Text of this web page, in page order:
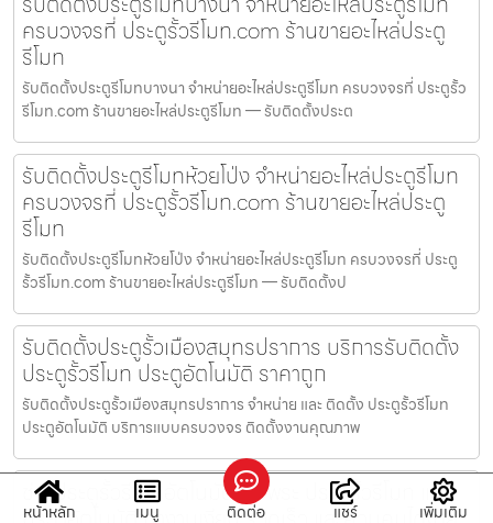
ครบวงจรที่ ประตูรั้วรีโมท.com ร้านขายอะไหล่ประตู
รีโมท
รับติดตั้งประตูรีโมทบางนา จำหน่ายอะไหล่ประตูรีโมท ครบวงจรที่ ประตูรั้ว
รีโมท.com ร้านขายอะไหล่ประตูรีโมท — รับติดตั้งประต
รับติดตั้งประตูรีโมทห้วยโป่ง จำหน่ายอะไหล่ประตูรีโมท
ครบวงจรที่ ประตูรั้วรีโมท.com ร้านขายอะไหล่ประตู
รีโมท
รับติดตั้งประตูรีโมทห้วยโป่ง จำหน่ายอะไหล่ประตูรีโมท ครบวงจรที่ ประตู
รั้วรีโมท.com ร้านขายอะไหล่ประตูรีโมท — รับติดตั้งป
รับติดตั้งประตูรั้วเมืองสมุทรปราการ บริการรับติดตั้ง
ประตูรั้วรีโมท ประตูอัตโนมัติ ราคาถูก
รับติดตั้งประตูรั้วเมืองสมุทรปราการ จำหน่าย และ ติดตั้ง ประตูรั้วรีโมท
ประตูอัตโนมัติ บริการแบบครบวงจร ติดตั้งงานคุณภาพ
ช่างประตูรั้วรีโมทอัตโนมัติบางพระ ประตูรั้วรีโมท และ
หน้าหลัก เมนู ติดต่อ แชร์ เพิ่มเติม